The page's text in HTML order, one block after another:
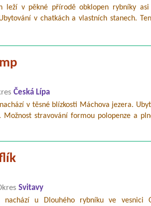
leží v pěkné přírodě obklopen rybníky
v chatkách a vlastních stanech.
Česká Lípa
v těsné blízkosti Máchova jezera.
Možnost stravování formou polopenze a
Svitavy
nachází u Dlouhého rybníku ve vesnici